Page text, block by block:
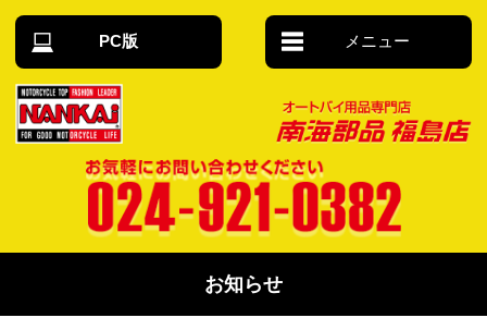
PC版 メニュー
品 南海部品福
お知らせ